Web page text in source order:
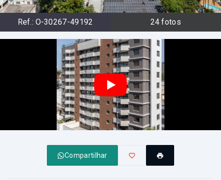
Ref.: O-30267-49192 24 fotos
Compartilhar